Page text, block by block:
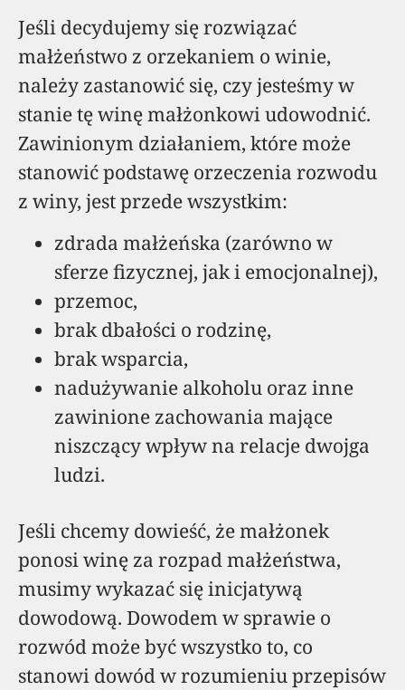
Jeśli decydujemy się rozwiązać
małżeństwo z orzekaniem o winie,
należy zastanowić się, czy jesteśmy w
stanie tę winę małżonkowi udowodnić.
Zawinionym działaniem, które może
stanowić podstawę orzeczenia rozwodu
z winy, jest przede wszystkim:
zdrada małżeńska (zarówno w
sferze fizycznej, jak i emocjonalnej),
przemoc,
brak dbałości o rodzinę,
brak wsparcia,
nadużywanie alkoholu oraz inne
zawinione zachowania mające
niszczący wpływ na relacje dwojga
ludzi.
Jeśli chcemy dowieść, że małżonek
ponosi winę za rozpad małżeństwa,
musimy wykazać się inicjatywą
dowodową. Dowodem w sprawie o
rozwód może być wszystko to, co
stanowi dowód w rozumieniu przepisów